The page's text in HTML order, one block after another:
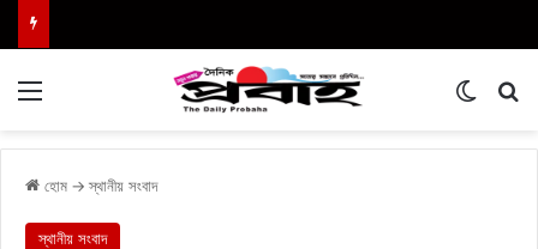
হোম → স্থানীয় সংবাদ
স্থানীয় সংবাদ